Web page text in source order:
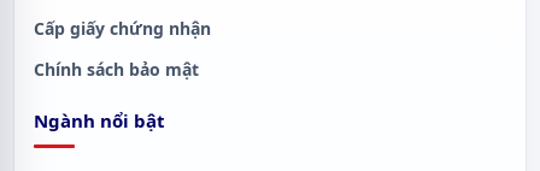
Cấp giấy chứng nhận
Chính sách bảo mật
Ngành nổi bật